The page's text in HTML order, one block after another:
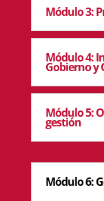
Módulo 3:
Módulo 4:
Gobierno y
Módulo 5:
gestión
Módulo 6: